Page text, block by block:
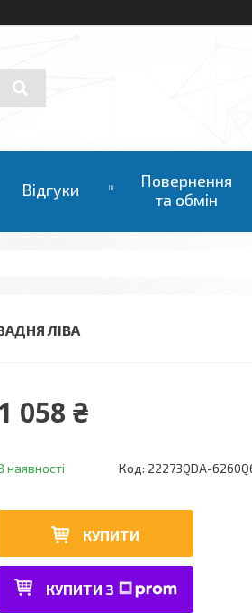
Відгуки
Повернення
та обмін
ЛІВА
1 058 ₴
наявності Код: 22273QDA-
КУПИТИ
КУПИТИ З